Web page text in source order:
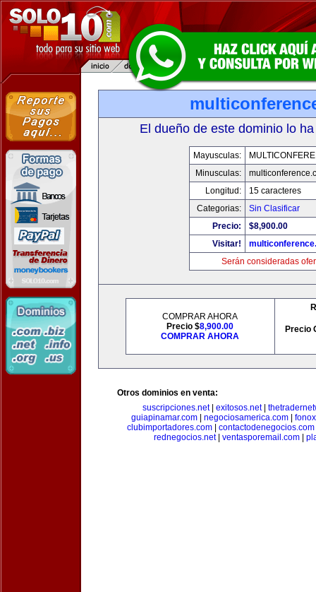
El dueño de este dominio lo
Mayusculas:
Minusculas:
Longitud:
15 caracteres
Categorias:
Sin Clasificar
Precio:
$8,900.00
Visitar!
Serán consideradas
COMPRAR AHORA
Precio $8,900.00
COMPRAR AHORA
Precio
Otros dominios en venta:
suscripciones.net| exitosos.net|
guiapinamar.com
negociosamerica.com
clubimportadores.com
contactodenegocios.com
rednegocios.net| ventasporemail.com